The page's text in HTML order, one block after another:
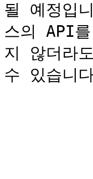
될 예정입
스의 API
지 않더라